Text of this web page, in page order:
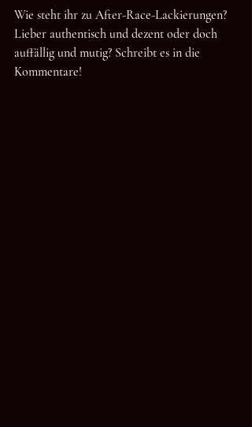
Wie steht ihr zu After-Race-Lackierungen?
Lieber authentisch und dezent oder doch
auffällig und mutig? Schreibt es in die
Kommentare!